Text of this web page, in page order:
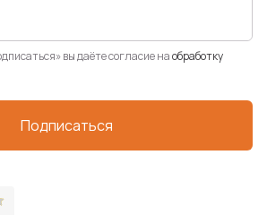
вы даёте согласие наобработку
Подписаться